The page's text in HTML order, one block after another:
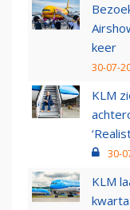
keer
30-07-
KLM
30-
KLM